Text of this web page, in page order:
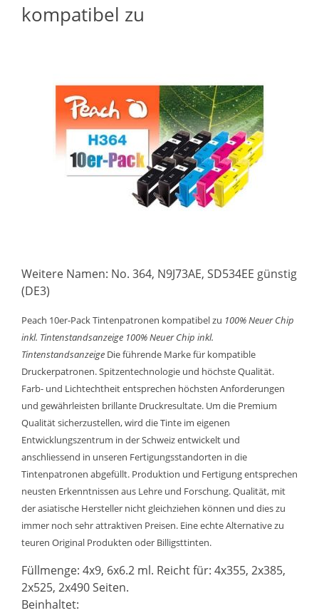
kompatibel zu
Weitere Namen: No. 364, N9J73AE, SD534EE günstig
(DE3)
Peach 10er-Pack Tintenpatronen kompatibel zu 100% Neuer Chip
inkl. Tintenstandsanzeige 100% Neuer Chip inkl.
Tintenstandsanzeige Die führende Marke für kompatible
Druckerpatronen. Spitzentechnologie und höchste Qualität.
Farb- und Lichtechtheit entsprechen höchsten Anforderungen
und gewährleisten brillante Druckresultate. Um die Premium
Qualität sicherzustellen, wird die Tinte im eigenen
Entwicklungszentrum in der Schweiz entwickelt und
anschliessend in unseren Fertigungsstandorten in die
Tintenpatronen abgefüllt. Produktion und Fertigung entsprechen
neusten Erkenntnissen aus Lehre und Forschung. Qualität, mit
der asiatische Hersteller nicht gleichziehen können und dies zu
immer noch sehr attraktiven Preisen. Eine echte Alternative zu
teuren Original Produkten oder Billigsttinten.
Füllmenge: 4x9, 6x6.2 ml. Reicht für: 4x355, 2x385,
2x525, 2x490 Seiten.
Beinhaltet: